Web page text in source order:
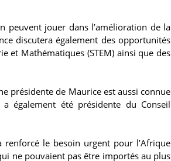
peuvent jouer dans l’amélioration de la
discutera également des opportunités
et Mathématiques (STEM) ainsi que des
présidente de Maurice est aussi connue
également été présidente du Conseil
le besoin urgent pour l’Afrique
ne pouvaient pas être importés au plus